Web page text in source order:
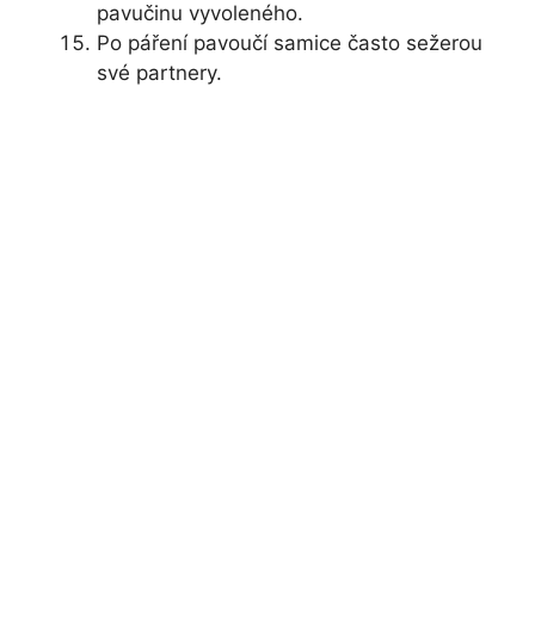
pavučinu vyvoleného.
Po páření pavoučí samice často sežerou
své partnery.